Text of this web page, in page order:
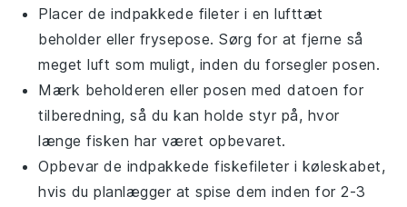
Placer de indpakkede fileter i en lufttæt
beholder eller frysepose. Sørg for at fjerne så
meget luft som muligt, inden du forsegler posen.
Mærk beholderen eller posen med datoen for
tilberedning, så du kan holde styr på, hvor
længe fisken har været opbevaret.
Opbevar de indpakkede fiskefileter i køleskabet,
hvis du planlægger at spise dem inden for 2-3